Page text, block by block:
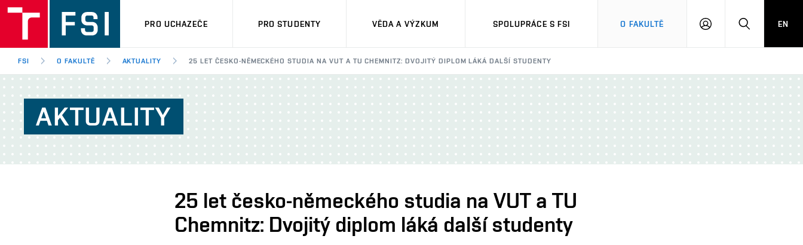
PRO UCHAZEČE PRO STUDENTY VĚDA A VÝZKUM SPOLUPRÁCE S FSI O FAKULTĚ
PŘIHLÁŠENÍHLEDAT
EN
FSI O FAKULTĚ AKTUALITY 25 LET ČESKO-NĚMECKÉHO STUDIA NA VUT A TU CHEMNITZ: DVOJITÝ DIPLOM LÁKÁ DALŠÍ STUDENTY
AKTUALITY
25 let česko-německého studia na VUT a TU
Chemnitz: Dvojitý diplom láká další studenty